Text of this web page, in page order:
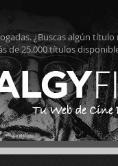
¿Buscas algún
de 25.000 títulos